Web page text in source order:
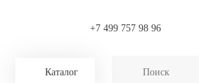
Каталог
+7 499 757 98 96